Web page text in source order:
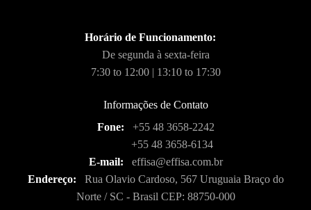
Horário de Funcionamento:
De segunda à sexta-feira
7:30 to 12:00 | 13:10 to 17:30
Informações de Contato
Fone:
+55 48 3658-2242
+55 48 3658-6134
E-mail:
effisa@effisa.com.br
Endereço:
Rua Olavio Cardoso, 567 Uruguaia Braço do
Norte / SC - Brasil CEP: 88750-000